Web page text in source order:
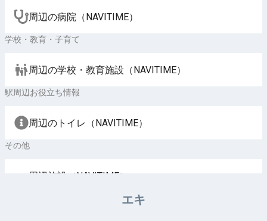
周辺の病院（NAVITIME）
学校・教育・子育て
周辺の学校・教育施設（NAVITIME）
駅周辺お役立ち情報
周辺のトイレ（NAVITIME）
その他
周辺施設（NAVITIME）
エキ